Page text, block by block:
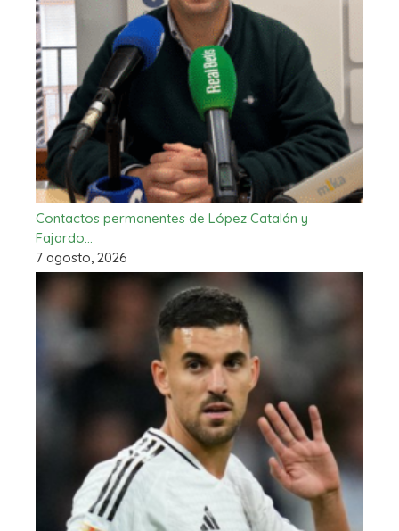
Contactos permanentes de López Catalán y
Fajardo…
7 agosto, 2026